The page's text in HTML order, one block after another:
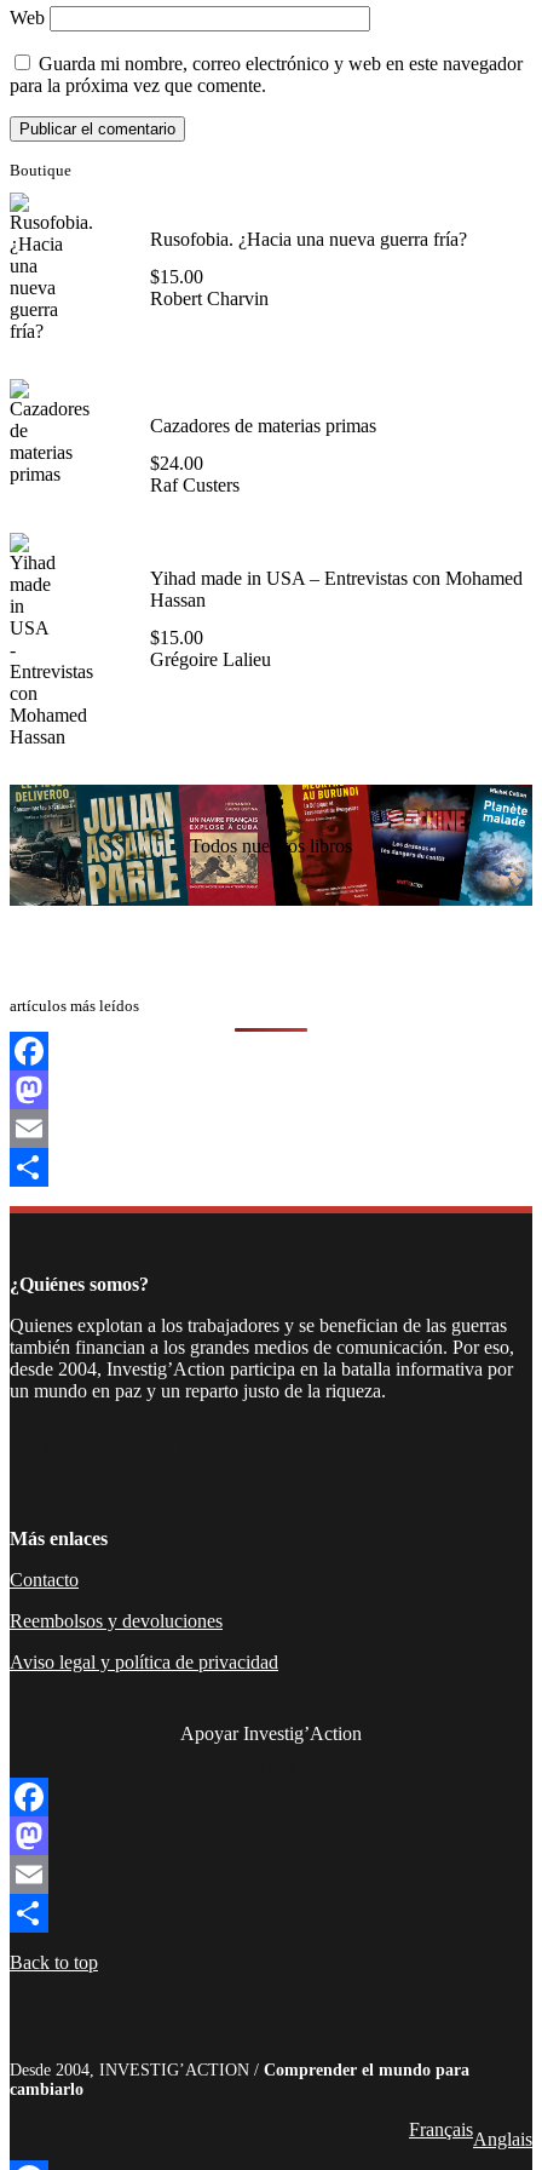
Web
Guarda mi nombre, correo electrónico y web en este navegador
para la próxima vez que comente.
Boutique
Rusofobia. ¿Hacia una nueva guerra fría?
$15.00
Robert Charvin
Cazadores de materias primas
$24.00
Raf Custers
Yihad made in USA – Entrevistas con Mohamed
Hassan
$15.00
Grégoire Lalieu
Todos nuestros libros
artículos más leídos
Facebook
Mastodon
Email
Compartir
¿Quiénes somos?
Quienes explotan a los trabajadores y se benefician de las guerras
también financian a los grandes medios de comunicación. Por eso,
desde 2004, Investig’Action participa en la batalla informativa por
un mundo en paz y un reparto justo de la riqueza.
Más enlaces
Contacto
Reembolsos y devoluciones
Aviso legal y política de privacidad
Apoyar Investig’Action
Facebook
Mastodon
Email
Compartir
Back to top
Desde 2004, INVESTIG’ACTION / Comprender el mundo para
cambiarlo
FrançaisAnglais